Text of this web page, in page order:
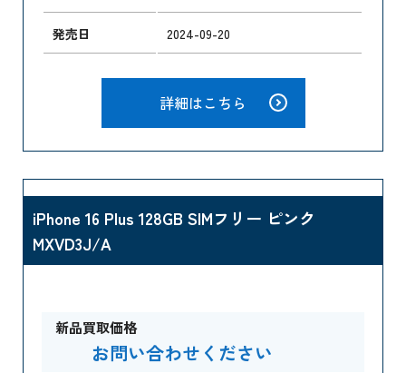
発売日 2024-09-20
詳細はこちら
iPhone 16 Plus 128GB SIMフリー ピンク
MXVD3J/A
新品買取価格
お問い合わせください